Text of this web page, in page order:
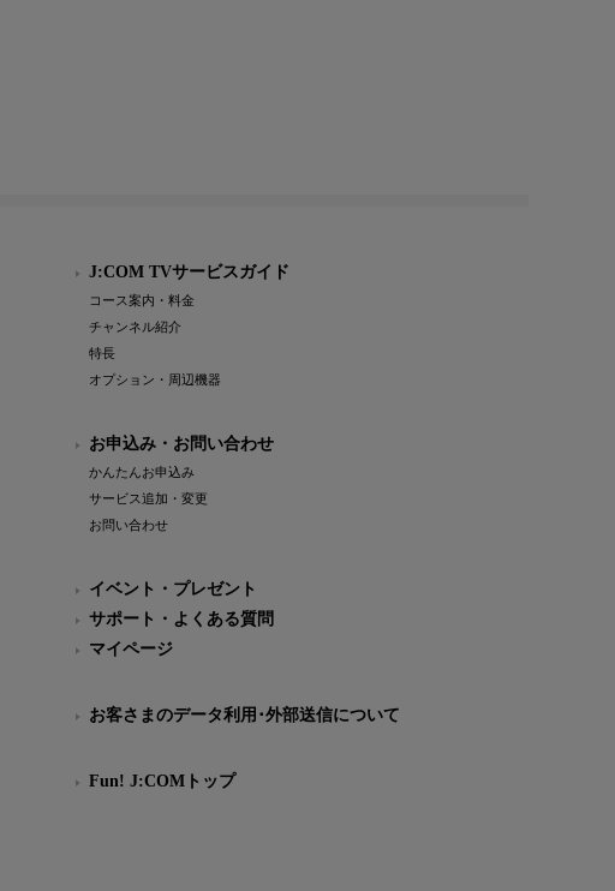
J:COM TVサービスガイド
コース案内・料金
チャンネル紹介
特長
オプション・周辺機器
お申込み・お問い合わせ
かんたんお申込み
サービス追加・変更
お問い合わせ
イベント・プレゼント
サポート・よくある質問
マイページ
お客さまのデータ利用･外部送信について
Fun! J:COMトップ